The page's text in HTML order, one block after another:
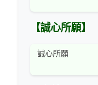
【誠心所願】
誠心所願